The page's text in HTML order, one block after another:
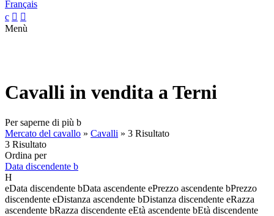
Français
c  
Menù
Cavalli in vendita a Terni
Per saperne di più b
Mercato del cavallo » Cavalli » 3 Risultato
3 Risultato
Ordina per
Data discendente b
H
eData discendente bData ascendente ePrezzo ascendente bPrezzo
discendente eDistanza ascendente bDistanza discendente eRazza
ascendente bRazza discendente eEtà ascendente bEtà discendente